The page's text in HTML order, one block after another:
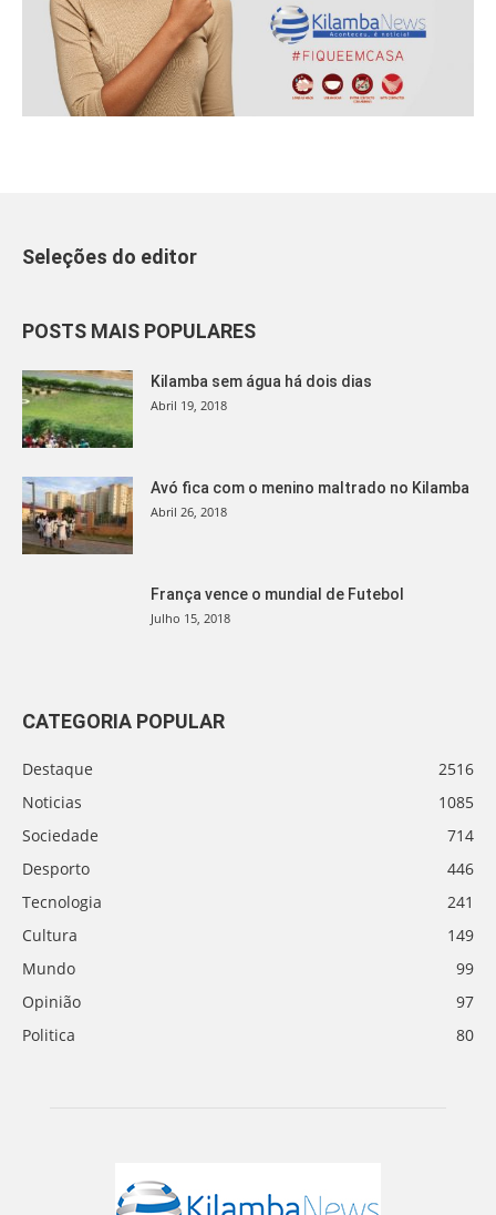
Seleções do editor
POSTS MAIS POPULARES
Kilamba sem água há dois dias
Abril 19, 2018
Avó fica com o menino maltrado no Kilamba
Abril 26, 2018
França vence o mundial de Futebol
Julho 15, 2018
CATEGORIA POPULAR
Destaque
2516
Noticias
1085
Sociedade
714
Desporto
446
Tecnologia
241
Cultura
149
Mundo
99
Opinião
97
Politica
80